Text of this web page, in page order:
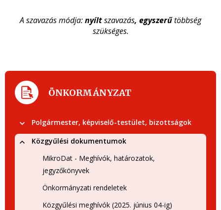
A szavazás módja:nyíltszavazás, egyszerűtöbbség
szükséges.
ÖNKORMÁNYZAT
Polgármester, képviselő-testület, bizottságok
Közgyűlési dokumentumok
MikroDat - Meghívók, határozatok,
jegyzőkönyvek
Önkormányzati rendeletek
Közgyűlési meghívók (2025. június 04-ig)